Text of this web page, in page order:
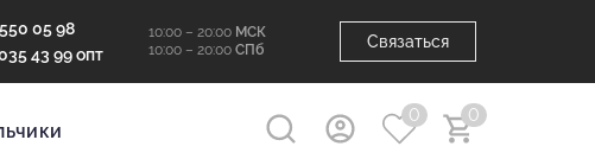
05 98
43 99 опт
10:00 – 20:00 МСК
10:00 – 20:00 СПб Связаться
0 0